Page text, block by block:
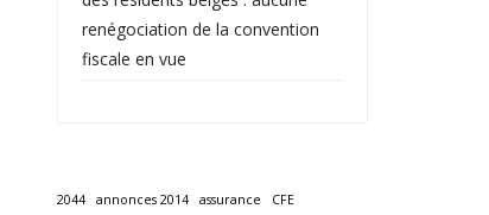
renégociation de la convention
fiscale en vue
2044 annonces 2014 assurance
CFE